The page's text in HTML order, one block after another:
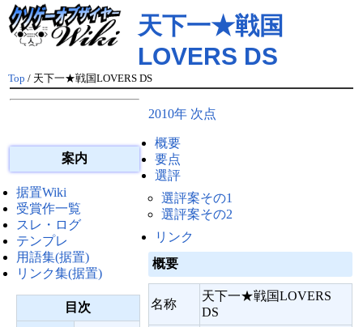
天下一★戦国
LOVERS DS
Top / 天下一★戦国LOVERS DS
案内
据置Wiki
受賞作一覧
スレ・ログ
テンプレ
用語集(据置)
リンク集(据置)
目次
2010年 次点
概要
要点
選評
選評案その1
選評案その2
リンク
概要
名称
天下一★戦国LOVERS
DS